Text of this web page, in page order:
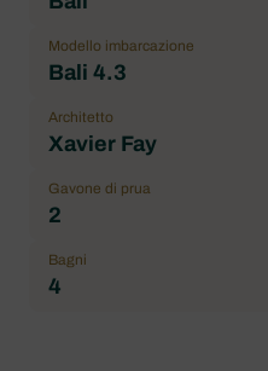
Modello imbarcazione
Bali 4.3
Architetto
Xavier Fay
Gavone di prua
2
Bagni
4